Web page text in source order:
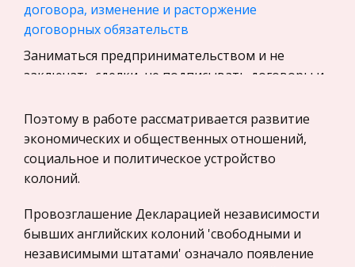
Религия
Культурология
Экологическое право
Теория государства и права
История отечественного государства и
права
предпринимательство
Нероссийское законодательство
договора, изменение и расторжение
договорных обязательств
Заниматься предпринимательством и не
заключать сделки, не подписывать договоры и
невозможно. Значение договора в финансово-
хозяйственной деятельности недооценивать
Промышленность города Туймазы
разработки туймазинская земля дала стране 441
млн. т. нефти. Сейчас на территории района
функционируют два нефтяных управления «
Поэтому в работе рассматривается развитие
экономических и общественных отношений,
социальное и политическое устройство
колоний.
Провозглашение Декларацией независимости
бывших английских колоний 'свободными и
независимыми штатами' означало появление